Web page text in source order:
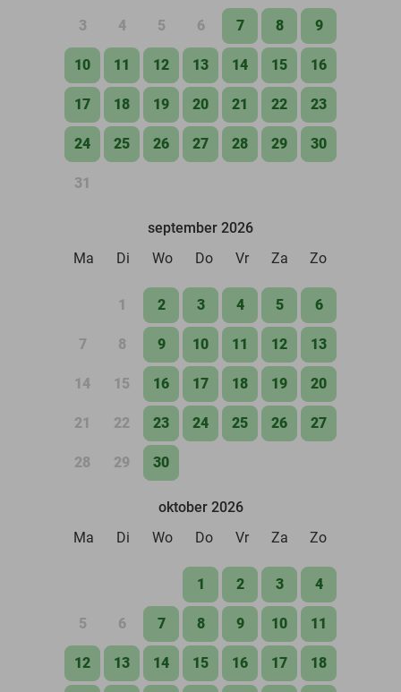
3 4 5 6 7 8 9
10 11 12 13 14 15 16
17 18 19 20 21 22 23
24 25 26 27 28 29 30
31
september 2026
Ma
Di Wo Do Vr Za Zo
1 2 3 4 5 6
7 8 9 10 11 12 13
14 15 16 17 18 19 20
21 22 23 24 25 26 27
28 29 30
oktober 2026
Ma
Di Wo Do Vr Za Zo
1 2 3 4
5 6 7 8 9 10 11
12 13 14 15 16 17 18